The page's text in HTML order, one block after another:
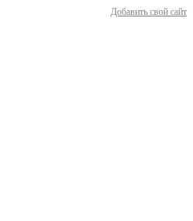
Добавить свой сайт